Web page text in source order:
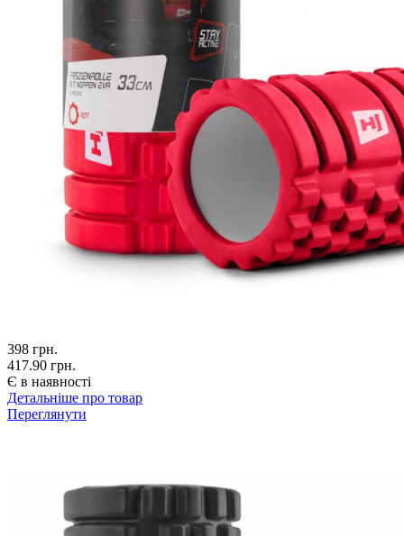
398 грн.
417.90 грн.
Є в наявності
Детальніше про товар
Переглянути